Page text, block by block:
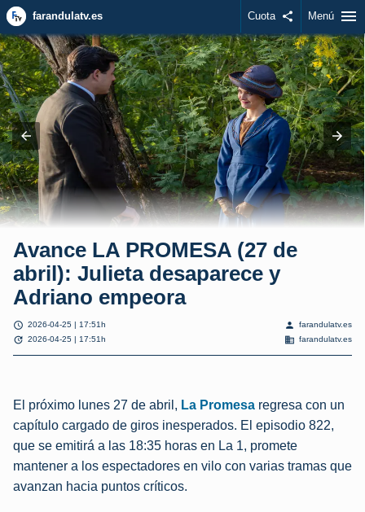
farandulatv.es Cuota share Menú menu
Avance LA PROMESA (27 de
abril): Julieta desaparece y
Adriano empeora
schedule 2026-04-25 | 17:51h
update 2026-04-25 | 17:51h
person farandulatv.es
domain farandulatv.es
El próximo lunes 27 de abril, La Promesa regresa con un
capítulo cargado de giros inesperados. El episodio 822,
que se emitirá a las 18:35 horas en La 1, promete
mantener a los espectadores en vilo con varias tramas que
avanzan hacia puntos críticos.